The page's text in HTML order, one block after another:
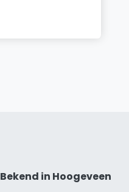
Bekend in Hoogeveen